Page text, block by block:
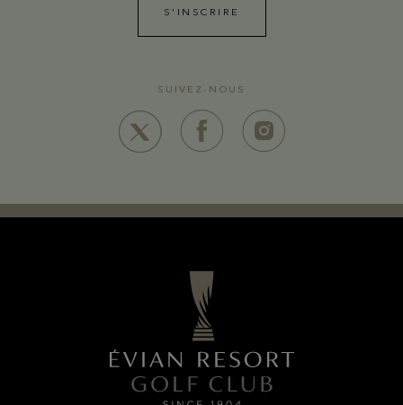
S'INSCRIRE
SUIVEZ-NOUS